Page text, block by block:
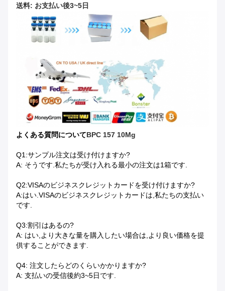
送料: お支払い後3~5日
よくある質問についてBPC 157 10Mg
Q1:サンプル注文は受け付けますか?
A: そうです.私たちが受け入れる最小の注文は1箱です.
Q2:VISAのビジネスクレジットカードを受け付けますか?
A:はい.VISAのビジネスクレジットカードは,私たちの支払い
です.
Q3:割引はあるの?
A: はい,より大きな量を購入したい場合は,より良い価格を提
供することができます.
Q4: 注文したらどのくらいかかりますか?
A: 支払いの受信後約3~5日です.